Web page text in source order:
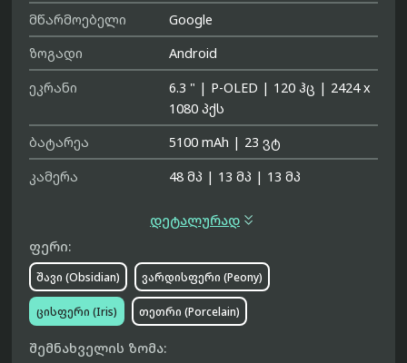
მწარმოებელი
Google
ზოგადი
Android
ეკრანი
6.3 " | P-OLED | 120 ჰც | 2424 x
1080 პქს
ბატარეა
5100 mAh | 23 ვტ
კამერა
48 მპ | 13 მპ | 13 მპ
დეტალურად 
ფერი:
შავი (Obsidian) ვარდისფერი (Peony)
ცისფერი (Iris) თეთრი (Porcelain)
შემნახველის ზომა: